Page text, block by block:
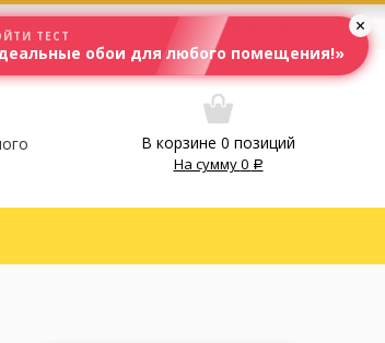
В корзине 0 позиций
На сумму0
ТЕСТ
обои для любого помещения!»